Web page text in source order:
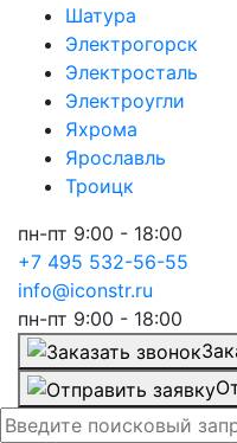
Шатура
Электрогорск
Электросталь
Электроугли
Яхрома
Ярославль
Троицк
пн-пт 9:00 - 18:00
+7 495 532-56-55
info@iconstr.ru
пн-пт 9:00 - 18:00